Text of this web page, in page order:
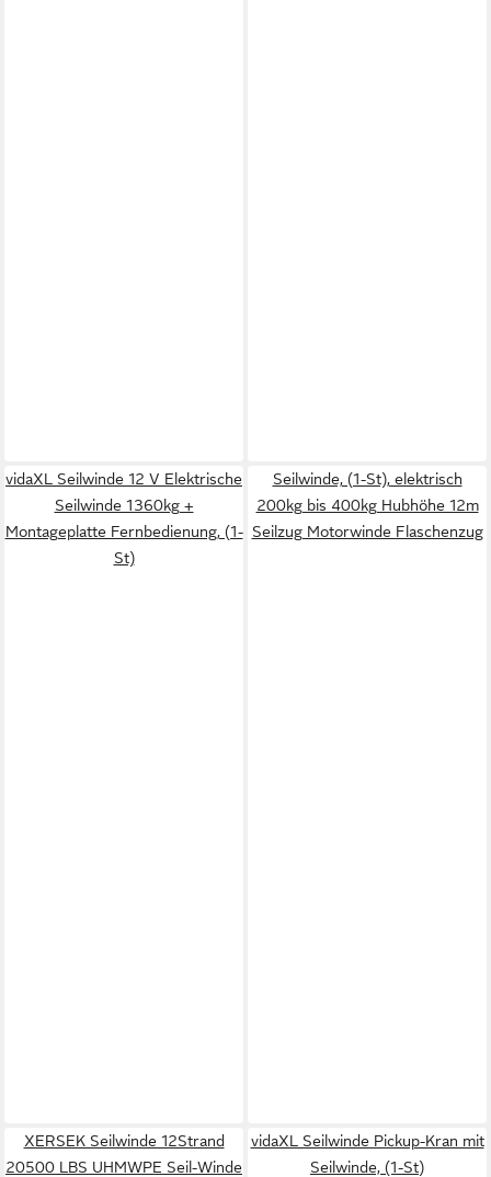
vidaXL Seilwinde 12 V Elektrische
Seilwinde 1360kg +
Montageplatte Fernbedienung, (1-
St)
Seilwinde, (1-St), elektrisch
200kg bis 400kg Hubhöhe 12m
Seilzug Motorwinde Flaschenzug
XERSEK Seilwinde 12Strand
20500 LBS UHMWPE Seil-Winde
vidaXL Seilwinde Pickup-Kran mit
Seilwinde, (1-St)